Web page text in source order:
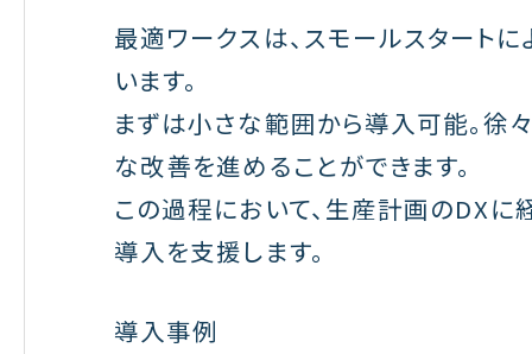
最適ワークスは、スモールスタート
います。
まずは小さな範囲から導入可能。徐
な改善を進めることができます。
この過程において、生産計画のDXに
導入を支援します。
導入事例